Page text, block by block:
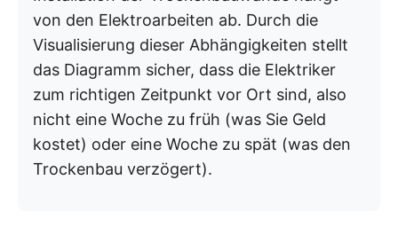
von den Elektroarbeiten ab. Durch die
Visualisierung dieser Abhängigkeiten stellt
das Diagramm sicher, dass die Elektriker
zum richtigen Zeitpunkt vor Ort sind, also
nicht eine Woche zu früh (was Sie Geld
kostet) oder eine Woche zu spät (was den
Trockenbau verzögert).